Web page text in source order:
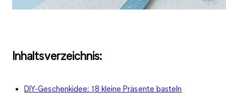
Inhaltsverzeichnis:
DIY-Geschenkidee: 18 kleine Präsente basteln